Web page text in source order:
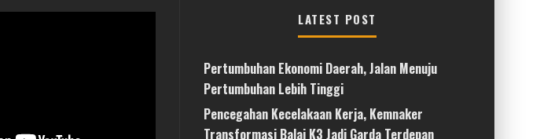
LATEST POST
Pertumbuhan Ekonomi Daerah, Jalan Menuju
Pertumbuhan Lebih Tinggi
Pencegahan Kecelakaan Kerja, Kemnaker
Transformasi Balai K3 Jadi Garda Terdepan